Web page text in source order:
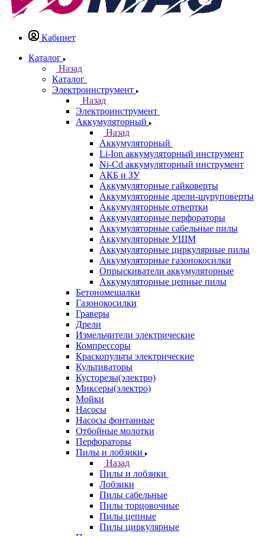
Кабинет
Каталог
Назад
Каталог
Электроинструмент
Назад
Электроинструмент
Аккумуляторный
Назад
Аккумуляторный
Li-Ion аккумуляторный инструмент
Ni-Cd аккумуляторный инструмент
АКБ и ЗУ
Аккумуляторные гайковерты
Аккумуляторные дрели-шуруповерты
Аккумуляторные отвертки
Аккумуляторные перфораторы
Аккумуляторные сабельные пилы
Аккумуляторные УШМ
Аккумуляторные циркулярные пилы
Аккумуляторные газонокосилки
Опрыскиватели аккумуляторные
Аккумуляторные цепные пилы
Бетономешалки
Газонокосилки
Граверы
Дрели
Измельчители электрические
Компрессоры
Краскопульты электрические
Культиваторы
Кусторезы(электро)
Миксеры(электро)
Мойки
Насосы
Насосы фонтанные
Отбойные молотки
Перфораторы
Пилы и лобзики
Назад
Пилы и лобзики
Лобзики
Пилы сабельные
Пилы торцовочные
Пилы цепные
Пилы циркулярные